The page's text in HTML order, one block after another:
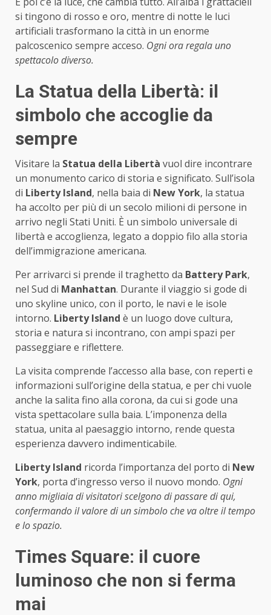
si tingono di rosso e oro, mentre di notte le luci
artificiali trasformano la città in un enorme
palcoscenico sempre acceso. Ogni ora regala uno
spettacolo diverso.
La Statua della Libertà: il
simbolo che accoglie da
sempre
Visitare la Statua della Libertà vuol dire incontrare
un monumento carico di storia e significato. Sull’isola
di Liberty Island, nella baia di New York, la statua
ha accolto per più di un secolo milioni di persone in
arrivo negli Stati Uniti. È un simbolo universale di
libertà e accoglienza, legato a doppio filo alla storia
dell’immigrazione americana.
Per arrivarci si prende il traghetto da Battery Park,
nel Sud di Manhattan. Durante il viaggio si gode di
uno skyline unico, con il porto, le navi e le isole
intorno. Liberty Island è un luogo dove cultura,
storia e natura si incontrano, con ampi spazi per
passeggiare e riflettere.
La visita comprende l’accesso alla base, con reperti e
informazioni sull’origine della statua, e per chi vuole
anche la salita fino alla corona, da cui si gode una
vista spettacolare sulla baia. L’imponenza della
statua, unita al paesaggio intorno, rende questa
esperienza davvero indimenticabile.
Liberty Island ricorda l’importanza del porto di New
York, porta d’ingresso verso il nuovo mondo. Ogni
anno migliaia di visitatori scelgono di passare di qui,
confermando il valore di un simbolo che va oltre il tempo
e lo spazio.
Times Square: il cuore
luminoso che non si ferma
mai